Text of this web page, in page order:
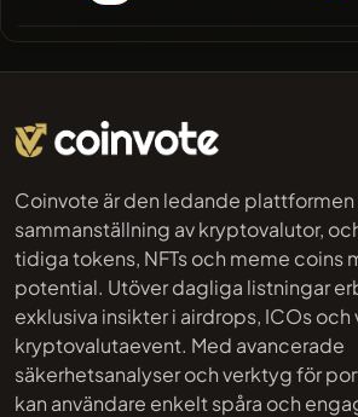
Coinvote är den ledande plattformen
sammanställning av kryptovalutor,
tidiga tokens, NFTs och meme coins
potential. Utöver dagliga listningar
exklusiva insikter i airdrops, ICOs och
kryptovalutaevent. Med avancerade
säkerhetsanalyser och verktyg för
kan användare enkelt spåra och